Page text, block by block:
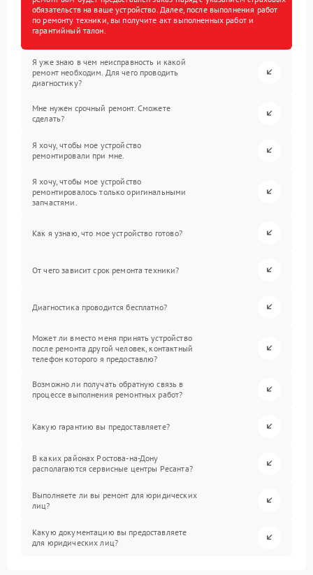
обязательств на ваше устройство. Далее, после выполнения работ
по ремонту техники, вы получите акт выполненных работ и
гарантийный талон.
Я уже знаю в чем неисправность и какой
ремонт необходим. Для чего проводить
диагностику?
Мне нужен срочный ремонт. Сможете
сделать?
Я хочу, чтобы мое устройство
ремонтировали при мне.
Я хочу, чтобы мое устройство
ремонтировалось только оригинальными
запчастями.
Как я узнаю, что мое устройство готово?
От чего зависит срок ремонта техники?
Диагностика проводится бесплатно?
Может ли вместо меня принять устройство
после ремонта другой человек, контактный
телефон которого я предоставлю?
Возможно ли получать обратную связь в
процессе выполнения ремонтных работ?
Какую гарантию вы предоставляете?
В каких районах Ростова-на-Дону
располагаются сервисные центры Ресанта?
Выполняете ли вы ремонт для юридических
лиц?
Какую документацию вы предоставляете
для юридических лиц?